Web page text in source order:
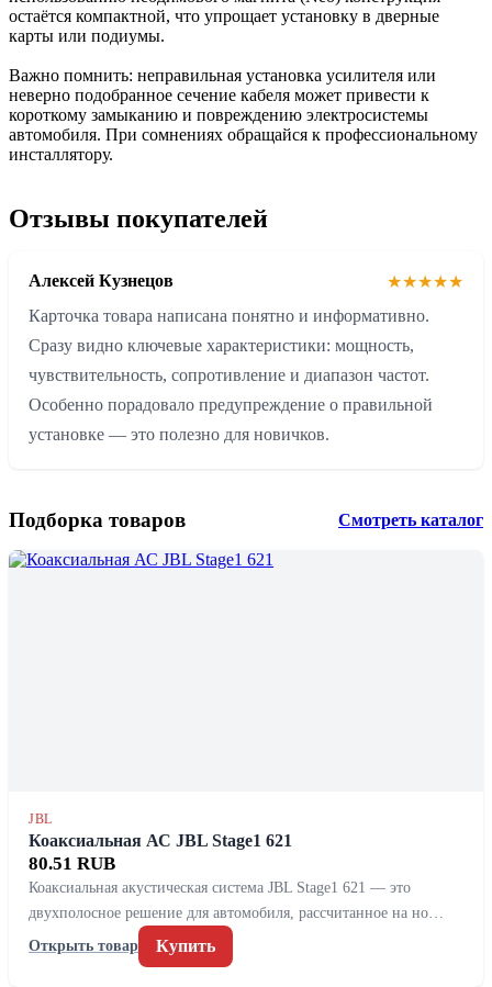
остаётся компактной, что упрощает установку в дверные
карты или подиумы.
Важно помнить: неправильная установка усилителя или
неверно подобранное сечение кабеля может привести к
короткому замыканию и повреждению электросистемы
автомобиля. При сомнениях обращайся к профессиональному
инсталлятору.
Отзывы покупателей
Алексей Кузнецов
★★★★★
Карточка товара написана понятно и информативно.
Сразу видно ключевые характеристики: мощность,
чувствительность, сопротивление и диапазон частот.
Особенно порадовало предупреждение о правильной
установке — это полезно для новичков.
Подборка товаров Смотреть каталог
JBL
Коаксиальная АС JBL Stage1 621
80.51 RUB
Коаксиальная акустическая система JBL Stage1 621 — это
двухполосное решение для автомобиля, рассчитанное на но…
Открыть товар
Купить